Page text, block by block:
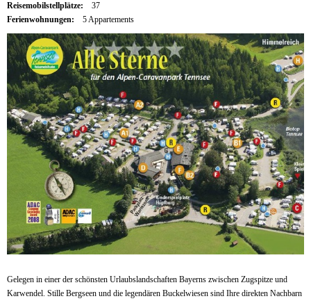
Reisemobilstellplätze:
37
Ferienwohnungen:
5 Appartements
Gelegen in einer der schönsten Urlaubslandschaften Bayerns zwischen Zugspitze und
Karwendel. Stille Bergseen und die legendären Buckelwiesen sind Ihre direkten Nachbarn